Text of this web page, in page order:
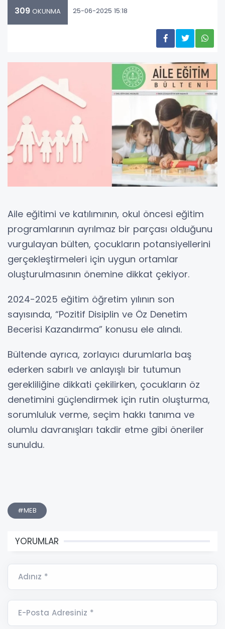
309 OKUNMA 25-06-2025 15:18
Aile eğitimi ve katılımının, okul öncesi eğitim
programlarının ayrılmaz bir parçası olduğunu
vurgulayan bülten, çocukların potansiyellerini
gerçekleştirmeleri için uygun ortamlar
oluşturulmasının önemine dikkat çekiyor.
2024-2025 eğitim öğretim yılının son
sayısında, “Pozitif Disiplin ve Öz Denetim
Becerisi Kazandırma” konusu ele alındı.
Bültende ayrıca, zorlayıcı durumlarla baş
ederken sabırlı ve anlayışlı bir tutumun
gerekliliğine dikkati çekilirken, çocukların öz
denetimini güçlendirmek için rutin oluşturma,
sorumluluk verme, seçim hakkı tanıma ve
olumlu davranışları takdir etme gibi öneriler
sunuldu.
#MEB
YORUMLAR
Adınız *
E-Posta Adresiniz *